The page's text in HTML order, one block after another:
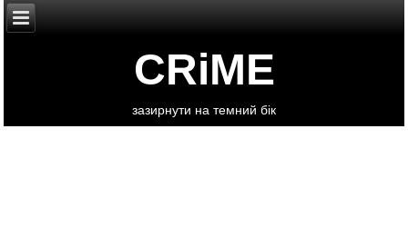
CRiME
зазирнути на темний бік